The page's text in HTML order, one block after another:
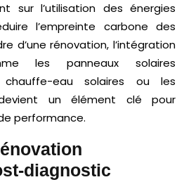
sur l’utilisation des énergies
l’empreinte carbone des
d’une rénovation, l’intégration
les panneaux solaires
chauffe-eau solaires ou les
un élément clé pour
performance.
diagnostic